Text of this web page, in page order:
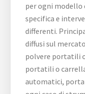
per ogni modello
specifica e
differenti.
diffusi sul
polvere portatili
portatili o
automatici,